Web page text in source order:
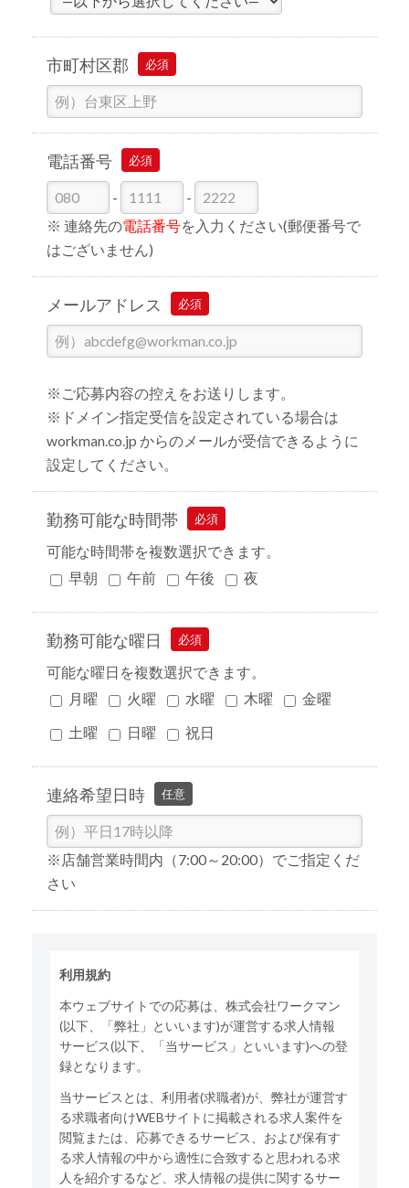
市町村区郡 必須
電話番号 必須
-
-
※ 連絡先の電話番号を入力ください(郵便番号で
はございません)
メールアドレス 必須
※ご応募内容の控えをお送りします。
※ドメイン指定受信を設定されている場合は
workman.co.jp からのメールが受信できるように
設定してください。
勤務可能な時間帯 必須
可能な時間帯を複数選択できます。
早朝
午前 午後 夜
勤務可能な曜日 必須
可能な曜日を複数選択できます。
月曜
火曜 水曜 木曜 金曜
土曜 日曜 祝日
連絡希望日時 任意
※店舗営業時間内（7:00～20:00）でご指定くだ
さい
利用規約
本ウェブサイトでの応募は、株式会社ワークマン
(以下、「弊社」といいます)が運営する求人情報
サービス(以下、「当サービス」といいます)への登
録となります。
当サービスとは、利用者(求職者)が、弊社が運営す
る求職者向けWEBサイトに掲載される求人案件を
閲覧または、応募できるサービス、および保有す
る求人情報の中から適性に合致すると思われる求
人を紹介するなど、求人情報の提供に関するサー